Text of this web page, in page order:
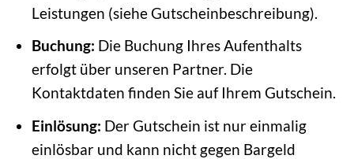
Leistungen (siehe Gutscheinbeschreibung).
Buchung: Die Buchung Ihres Aufenthalts
erfolgt über unseren Partner. Die
Kontaktdaten finden Sie auf Ihrem Gutschein.
Einlösung: Der Gutschein ist nur einmalig
einlösbar und kann nicht gegen Bargeld